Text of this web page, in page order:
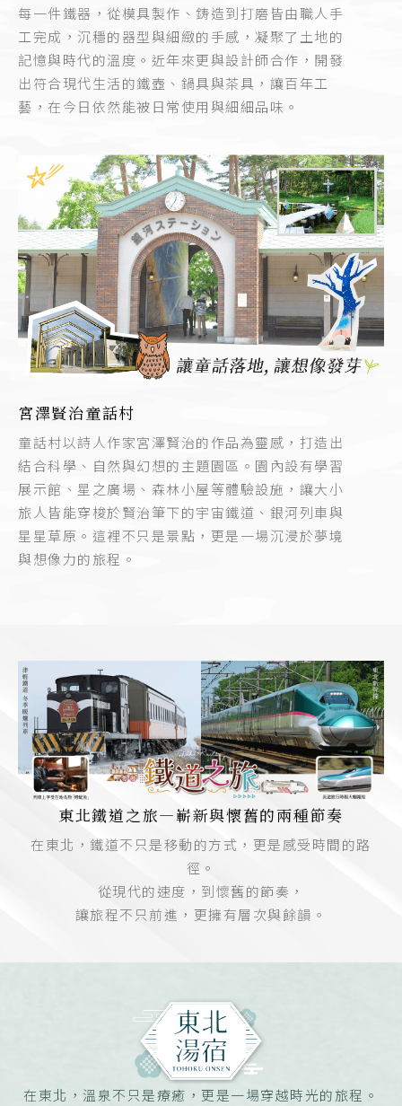
每一件鐵器，從模具製作、鋳造到打磨皆由職人手
工完成，沉穩的器型與細緻的手感，凝聚了土地的
記憶與時代的溫度。近年來更與設計師合作，開發
出符合現代生活的鐵壺、鍋具與茶具，讓百年工
藝，在今日依然能被日常使用與細細品味。
宮澤賢治童話村
童話村以詩人作家宮澤賢治的作品為靈感，打造出
結合科學、自然與幻想的主題園區。園內設有學習
展示館、星之廣場、森林小屋等體驗設施，讓大小
旅人皆能穿梭於賢治筆下的宇宙鐵道、銀河列車與
星星草原。這裡不只是景點，更是一場沉浸於夢境
與想像力的旅程。
東北鐵道之旅—嶄新與懷舊的兩種節奏
在東北，鐵道不只是移動的方式，更是感受時間的路
徑。
從現代的速度，到懷舊的節奏，
讓旅程不只前進，更擁有層次與餘韻。
在東北，溫泉不只是療癒，更是一場穿越時光的旅程。